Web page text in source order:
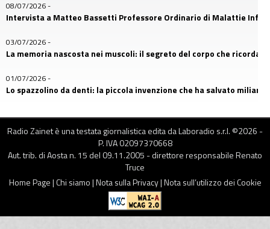
08/07/2026-
Intervista a Matteo Bassetti Professore Ordinario di Malattie
03/07/2026-
La memoria nascosta nei muscoli: il segreto del corpo che ricorda
01/07/2026-
Lo spazzolino da denti: la piccola invenzione che ha salvato
26/06/2026-
Il primo amico dell’uomo: la storia nascosta nel DNA dei cani
24/06/2026 -
Franco Della Bella, uno dei protagonisti più riconoscibili di
17/06/2026-
Occhiali: quando l’umanità imparò a vedere davvero
Radio Zainet è una testata giornalistica edita da Laboradio s.r.l. ©2026 -
P. IVA 02097370668
Aut. trib. di Aosta n. 15 del 09.11.2005 - direttore responsabile Renato
Truce
Home Page|Chi siamo|Nota sulla Privacy|Nota sull’utilizzo dei Cookie